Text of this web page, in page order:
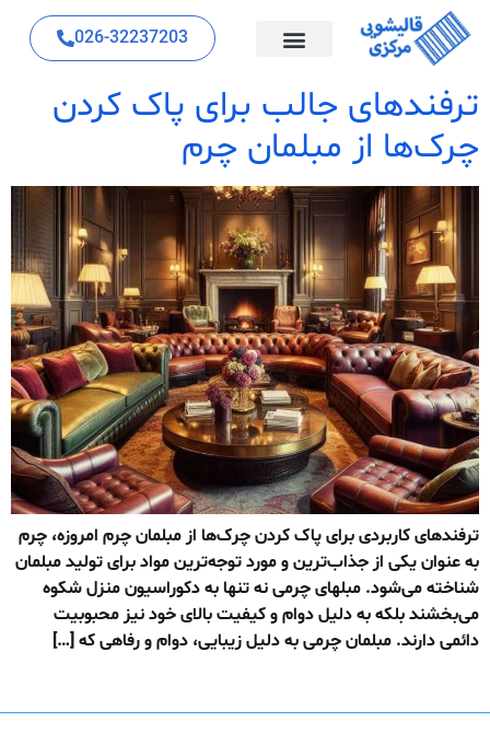
026-32237203
ترفندهای جالب برای پاک کردن
چرک‌ها از مبلمان چرم
ترفندهای کاربردی برای پاک کردن چرک‌ها از مبلمان چرم امروزه، چرم
به عنوان یکی از جذاب‌ترین و مورد توجه‌ترین مواد برای تولید مبلمان
شناخته می‌شود. مبلهای چرمی نه تنها به دکوراسیون منزل شکوه
می‌بخشند بلکه به دلیل دوام و کیفیت بالای خود نیز محبوبیت
دائمی دارند. مبلمان چرمی به دلیل زیبایی، دوام و رفاهی که […]